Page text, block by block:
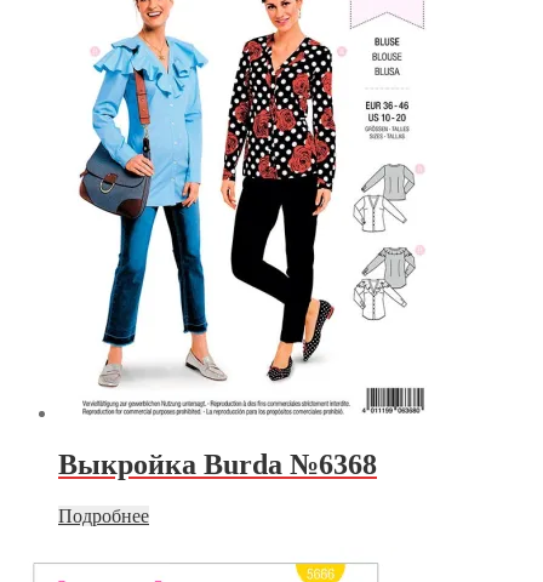
Выкройка Burda №6368
Подробнее